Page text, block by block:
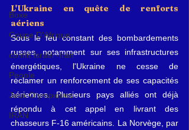
Boxe
Coupe D'Afrique
conflit Israël -Iran
People
Jeux Olympiques
IRAN
L'Ukraine en quête de renforts
aériens
Sous le feu constant des bombardements
russes, notamment sur ses infrastructures
énergétiques, l'Ukraine ne cesse de
réclamer un renforcement de ses capacités
aériennes. Plusieurs pays alliés ont déjà
répondu à cet appel en livrant des
chasseurs F-16 américains. La Norvège, par